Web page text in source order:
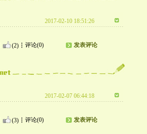
2017-02-10 18:51:26
(2) 评论(0) 发表评论
2017-02-07 06:44:18
(3) 评论(0) 发表评论